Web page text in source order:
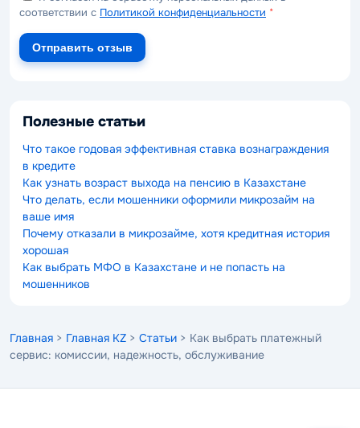
соответствии с Политикой конфиденциальности *
Отправить отзыв
Полезные статьи
Что такое годовая эффективная ставка вознаграждения
в кредите
Как узнать возраст выхода на пенсию в Казахстане
Что делать, если мошенники оформили микрозайм на
ваше имя
Почему отказали в микрозайме, хотя кредитная история
хорошая
Как выбрать МФО в Казахстане и не попасть на
мошенников
Главная > Главная KZ > Статьи > Как выбрать платежный
сервис: комиссии, надежность, обслуживание